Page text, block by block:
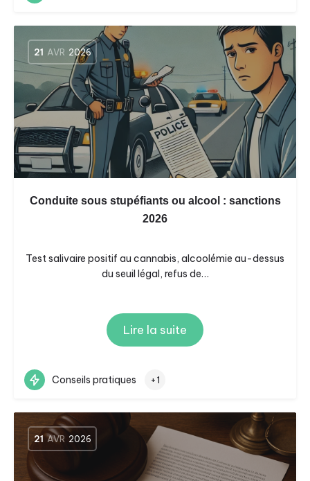
21 AVR 2026
Conduite sous stupéfiants ou alcool : sanctions
2026
Test salivaire positif au cannabis, alcoolémie au-dessus
du seuil légal, refus de…
Lire la suite
Conseils pratiques +1
21 AVR 2026